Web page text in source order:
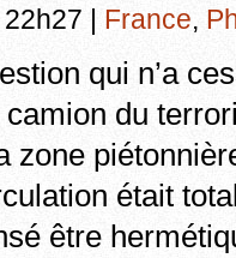
| France,
qui n’a
du
zone
était
être